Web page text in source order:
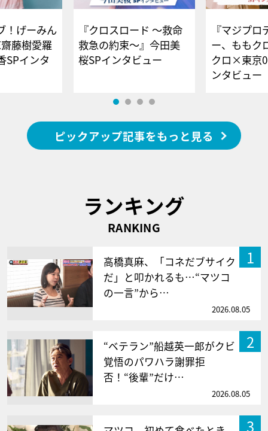
！げーみん
藤樹愛羅
SPインタ
『クロスロード ～救命
救急の約束～』今田美
桜SPインタビュー
『マジプロ
ー、ももク
クロ×東京
ンタビュー
ピックアップ記事をもっと見る
ランキング
RANKING
1
高橋真麻、「コネだブサイク
だ」と叩かれるも…“マツコ
の一言”から…
2026.08.05
2
“ベテラン”船越英一郎がクビ
覚悟のパワハラ謝罪拒
否！“後輩”だけ…
2026.08.05
3